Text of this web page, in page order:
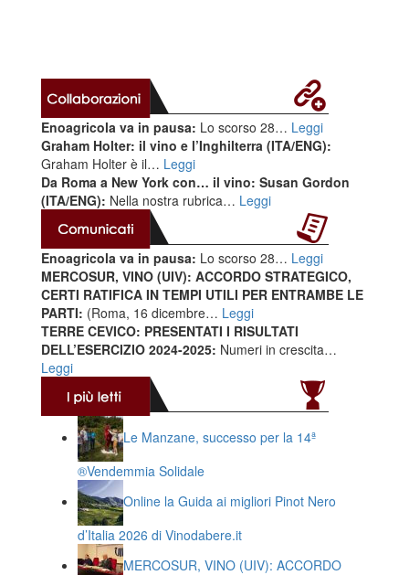
Enoagricola va in pausa: Lo scorso 28… Leggi
Graham Holter: il vino e l’Inghilterra (ITA/ENG):
Graham Holter è il… Leggi
Da Roma a New York con… il vino: Susan Gordon
(ITA/ENG): Nella nostra rubrica… Leggi
Enoagricola va in pausa: Lo scorso 28… Leggi
MERCOSUR, VINO (UIV): ACCORDO STRATEGICO,
CERTI RATIFICA IN TEMPI UTILI PER ENTRAMBE LE
PARTI: (Roma, 16 dicembre… Leggi
TERRE CEVICO: PRESENTATI I RISULTATI
DELL’ESERCIZIO 2024-2025: Numeri in crescita…
Leggi
Le Manzane, successo per la 14ª
®️Vendemmia Solidale
Online la Guida ai migliori Pinot Nero
d’Italia 2026 di Vinodabere.it
MERCOSUR, VINO (UIV): ACCORDO